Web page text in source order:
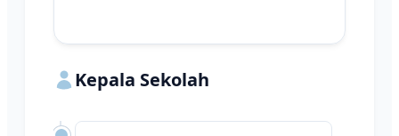
Kepala Sekolah